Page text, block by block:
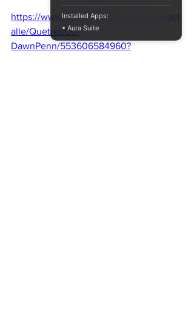
https://www.tuentrada.com/eventos/det
alle/QuetrenCC-
DawnPenn/553606584960?
Installed Apps:
• Aura Suite